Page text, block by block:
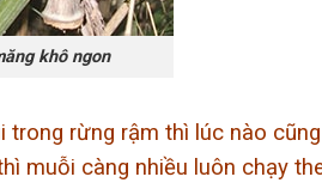
khô ngon
trong rừng rậm thì lúc nào cũng
muỗi càng nhiều luôn chạy